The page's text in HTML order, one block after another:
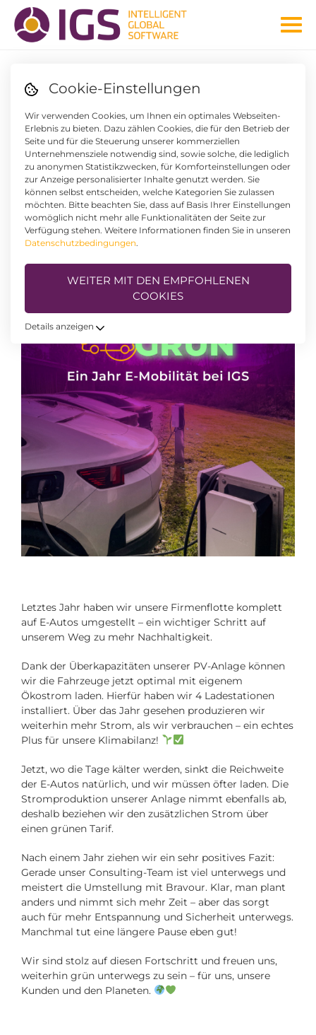
Cookie-Einstellungen
Wir verwenden Cookies, um Ihnen ein optimales Webseiten-
Erlebnis zu bieten. Dazu zählen Cookies, die für den Betrieb der
Seite und für die Steuerung unserer kommerziellen
Unternehmensziele notwendig sind, sowie solche, die lediglich
zu anonymen Statistikzwecken, für Komforteinstellungen oder
zur Anzeige personalisierter Inhalte genutzt werden. Sie
können selbst entscheiden, welche Kategorien Sie zulassen
möchten. Bitte beachten Sie, dass auf Basis Ihrer Einstellungen
womöglich nicht mehr alle Funktionalitäten der Seite zur
Verfügung stehen. Weitere Informationen finden Sie in unseren
Datenschutzbedingungen.
WEITER MIT DEN EMPFOHLENEN
COOKIES
Details anzeigen
EIN JAHR E-MOBILITÄT
BEI IGS
Letztes Jahr haben wir unsere Firmenflotte komplett
auf E-Autos umgestellt – ein wichtiger Schritt auf
unserem Weg zu mehr Nachhaltigkeit.
Dank der Überkapazitäten unserer PV-Anlage können
wir die Fahrzeuge jetzt optimal mit eigenem
Ökostrom laden. Hierfür haben wir 4 Ladestationen
installiert. Über das Jahr gesehen produzieren wir
weiterhin mehr Strom, als wir verbrauchen – ein echtes
Plus für unsere Klimabilanz!
Jetzt, wo die Tage kälter werden, sinkt die Reichweite
der E-Autos natürlich, und wir müssen öfter laden. Die
Stromproduktion unserer Anlage nimmt ebenfalls ab,
deshalb beziehen wir den zusätzlichen Strom über
einen grünen Tarif.
Nach einem Jahr ziehen wir ein sehr positives Fazit:
Gerade unser Consulting-Team ist viel unterwegs und
meistert die Umstellung mit Bravour. Klar, man plant
anders und nimmt sich mehr Zeit – aber das sorgt
auch für mehr Entspannung und Sicherheit unterwegs.
Manchmal tut eine längere Pause eben gut!
Wir sind stolz auf diesen Fortschritt und freuen uns,
weiterhin grün unterwegs zu sein – für uns, unsere
Kunden und den Planeten.